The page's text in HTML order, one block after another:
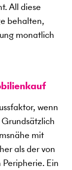
All diese
behalten,
monatlich
wenn
mit
als der von
Ein